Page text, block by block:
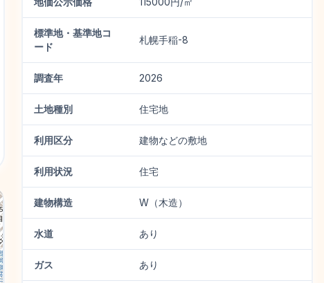
標準地・基準地コ
ード
札幌手稲-8
調査年 2026
土地種別 住宅地
利用区分 建物などの敷地
利用状況 住宅
建物構造 W（木造）
水道 あり
ガス あり